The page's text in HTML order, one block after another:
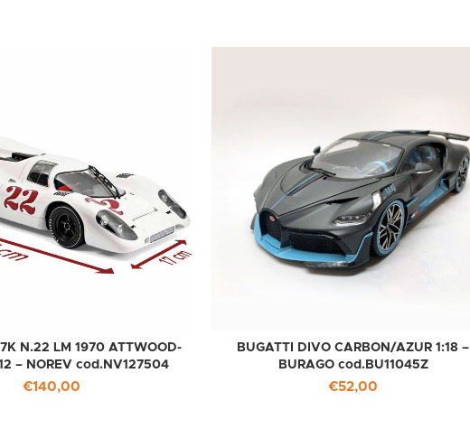
N.22 LM 1970 ATTWOOD-
– NOREV cod.NV127504
€140,00
BUGATTI DIVO CARBON/AZUR 1:18 –
BURAGO cod.BU11045Z
€52,00